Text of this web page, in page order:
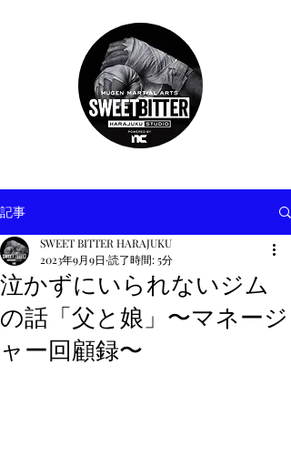
記事
泣かずにいられないジム
の話「父と娘」〜マネージ
ャー回顧録〜
SWEET BITTER HARAJUKU
2023年9月9日 読了時間: 5分